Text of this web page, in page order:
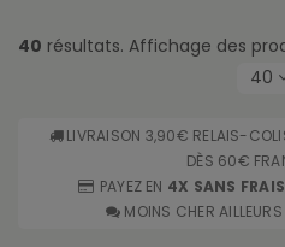
40 résultats. Affichage des
40
LIVRAISON 3,90€ RELAIS-
DÈS 60€
PAYEZ EN 4X SANS
MOINS CHER